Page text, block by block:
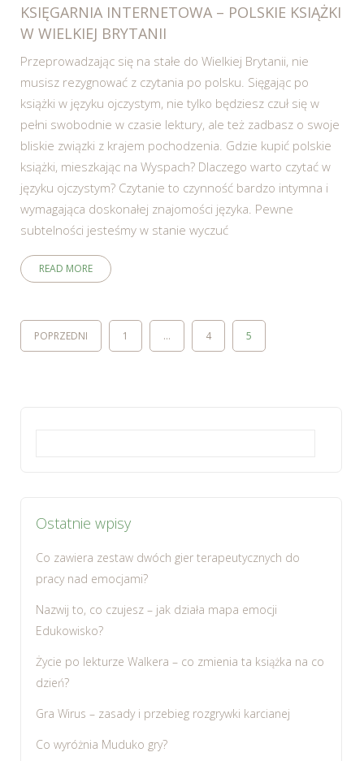
KSIĘGARNIA INTERNETOWA – POLSKIE KSIĄŻKI
W WIELKIEJ BRYTANII
Przeprowadzając się na stałe do Wielkiej Brytanii, nie
musisz rezygnować z czytania po polsku. Sięgając po
książki w języku ojczystym, nie tylko będziesz czuł się w
pełni swobodnie w czasie lektury, ale też zadbasz o swoje
bliskie związki z krajem pochodzenia. Gdzie kupić polskie
książki, mieszkając na Wyspach? Dlaczego warto czytać w
języku ojczystym? Czytanie to czynność bardzo intymna i
wymagająca doskonałej znajomości języka. Pewne
subtelności jesteśmy w stanie wyczuć
READ MORE
POPRZEDNI 1 … 4 5
Ostatnie wpisy
Co zawiera zestaw dwóch gier terapeutycznych do
pracy nad emocjami?
Nazwij to, co czujesz – jak działa mapa emocji
Edukowisko?
Życie po lekturze Walkera – co zmienia ta książka na co
dzień?
Gra Wirus – zasady i przebieg rozgrywki karcianej
Co wyróżnia Muduko gry?